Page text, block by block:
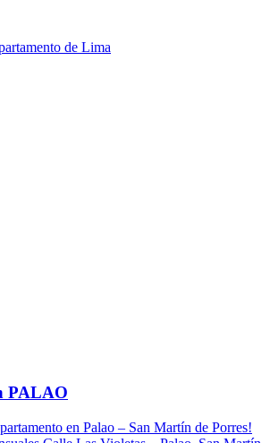
de Lima
PALAO
en Palao – San Martín de Porres!